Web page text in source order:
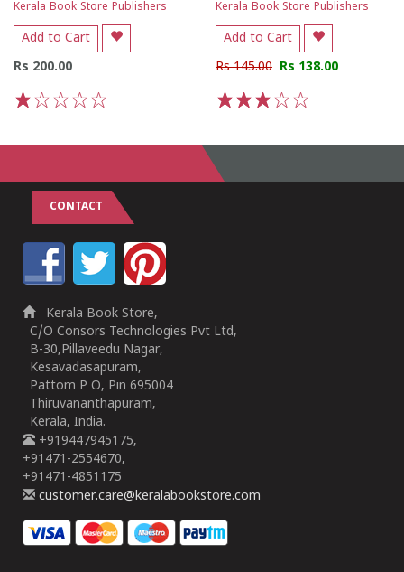
Kerala Book Store Publishers
Add to Cart
Rs 200.00
Kerala Book Store Publishers
Add to Cart
Rs 145.00 Rs 138.00
CONTACT
Kerala Book Store,
C/O Consors Technologies Pvt Ltd,
B-30,Pillaveedu Nagar,
Kesavadasapuram,
Pattom P O, Pin 695004
Thiruvananthapuram,
Kerala, India.
+919447945175,
+91471-2554670,
+91471-4851175
customer.care@keralabookstore.com